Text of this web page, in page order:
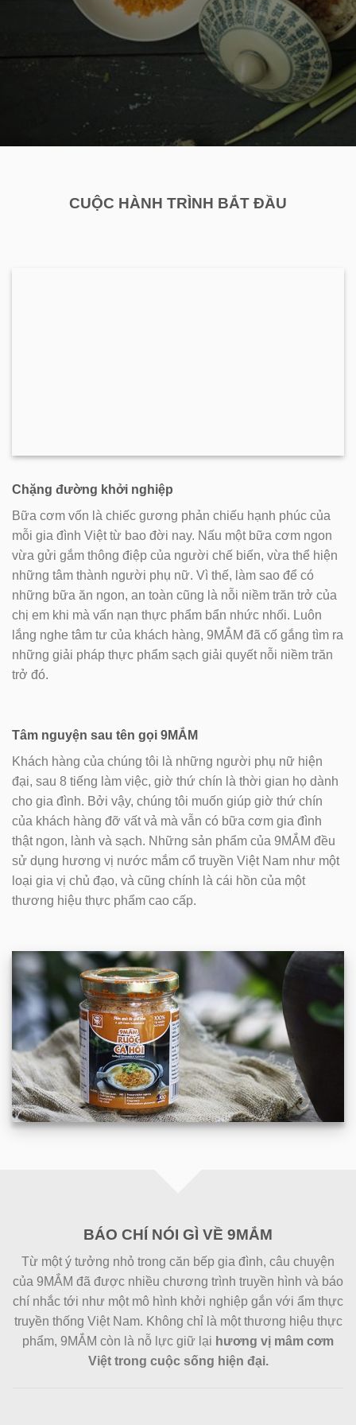
CUỘC HÀNH TRÌNH BẮT ĐẦU
Chặng đường khởi nghiệp
Bữa cơm vốn là chiếc gương phản chiếu hạnh phúc của
mỗi gia đình Việt từ bao đời nay. Nấu một bữa cơm ngon
vừa gửi gắm thông điệp của người chế biến, vừa thể hiện
những tâm thành người phụ nữ. Vì thế, làm sao để có
những bữa ăn ngon, an toàn cũng là nỗi niềm trăn trở của
chị em khi mà vấn nạn thực phẩm bẩn nhức nhối. Luôn
lắng nghe tâm tư của khách hàng, 9MẮM đã cố gắng tìm ra
những giải pháp thực phẩm sạch giải quyết nỗi niềm trăn
trở đó.
Tâm nguyện sau tên gọi 9MẮM
Khách hàng của chúng tôi là những người phụ nữ hiện
đại, sau 8 tiếng làm việc, giờ thứ chín là thời gian họ dành
cho gia đình. Bởi vậy, chúng tôi muốn giúp giờ thứ chín
của khách hàng đỡ vất vả mà vẫn có bữa cơm gia đình
thật ngon, lành và sạch. Những sản phẩm của 9MẮM đều
sử dụng hương vị nước mắm cổ truyền Việt Nam như một
loại gia vị chủ đạo, và cũng chính là cái hồn của một
thương hiệu thực phẩm cao cấp.
BÁO CHÍ NÓI GÌ VỀ 9MẮM
Từ một ý tưởng nhỏ trong căn bếp gia đình, câu chuyện
của 9MẮM đã được nhiều chương trình truyền hình và báo
chí nhắc tới như một mô hình khởi nghiệp gắn với ẩm thực
truyền thống Việt Nam. Không chỉ là một thương hiệu thực
phẩm, 9MẮM còn là nỗ lực giữ lại hương vị mâm cơm
Việt trong cuộc sống hiện đại.